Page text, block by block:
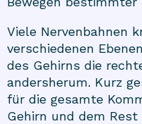
Viele Nervenbahnen
verschiedenen
des Gehirns die
andersherum. Kurz
für die gesamte
Gehirn und dem Rest